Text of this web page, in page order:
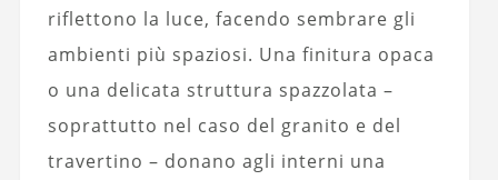
riflettono la luce, facendo sembrare gli
ambienti più spaziosi. Una finitura opaca
o una delicata struttura spazzolata –
soprattutto nel caso del granito e del
travertino – donano agli interni una